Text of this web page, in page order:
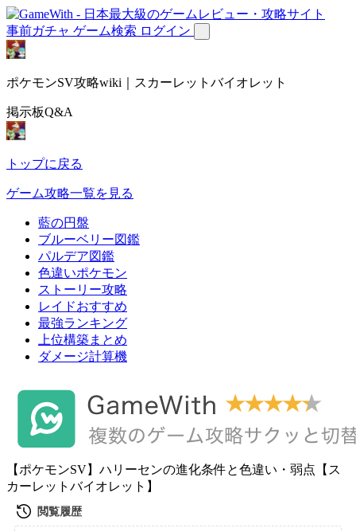
事前ガチャ ゲーム検索 ログイン
ポケモンSV攻略wiki｜スカーレットバイオレット
掲示板Q&A
トップに戻る
ゲーム攻略一覧を見る
藍の円盤
ブルーベリー図鑑
パルデア図鑑
色違いポケモン
ストーリー攻略
レイドおすすめ
最強ランキング
上位構築まとめ
ダメージ計算機
【ポケモンSV】ハリーセンの進化条件と色違い・弱点【ス
カーレットバイオレット】